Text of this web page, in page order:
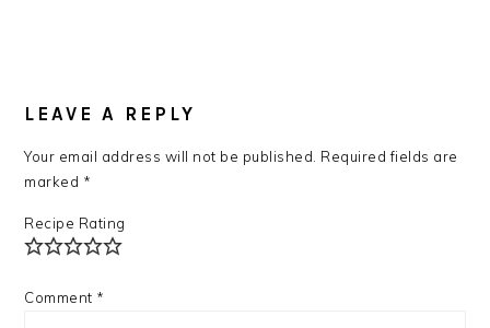
LEAVE A REPLY
Your email address will not be published. Required fields are
marked *
Recipe Rating
Comment *